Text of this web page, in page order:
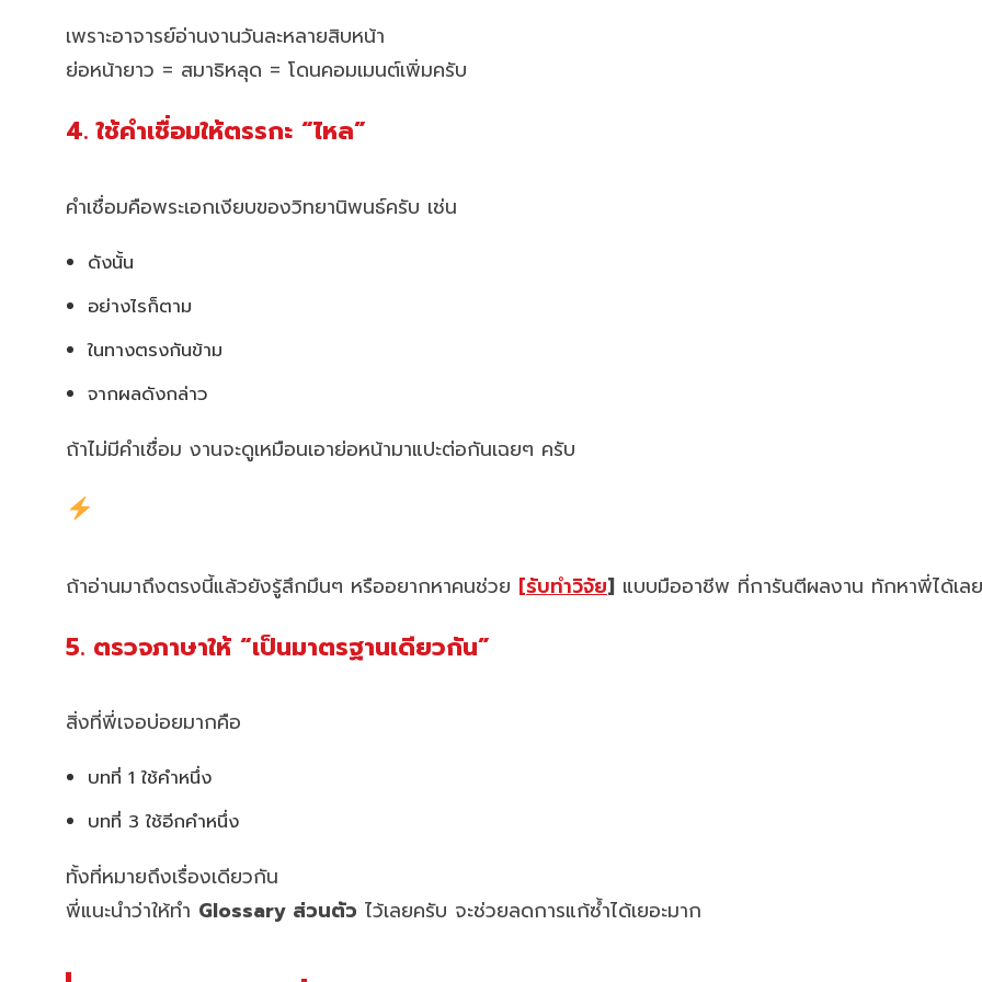
เพราะอาจารย์อ่านงานวันละหลายสิบหน้า
ย่อหน้ายาว = สมาธิหลุด = โดนคอมเมนต์เพิ่มครับ
4. ใช้คำเชื่อมให้ตรรกะ “ไหล”
คำเชื่อมคือพระเอกเงียบของวิทยานิพนธ์ครับ เช่น
ดังนั้น
อย่างไรก็ตาม
ในทางตรงกันข้าม
จากผลดังกล่าว
ถ้าไม่มีคำเชื่อม งานจะดูเหมือนเอาย่อหน้ามาแปะต่อกันเฉยๆ ครับ
ถ้าอ่านมาถึงตรงนี้แล้วยังรู้สึกมึนๆ หรืออยากหาคนช่วย [รับทำวิจัย] แบบมืออาชีพ ที่การันตีผลงาน ทักหาพี่ได้เล
5. ตรวจภาษาให้ “เป็นมาตรฐานเดียวกัน”
สิ่งที่พี่เจอบ่อยมากคือ
บทที่ 1 ใช้คำหนึ่ง
บทที่ 3 ใช้อีกคำหนึ่ง
ทั้งที่หมายถึงเรื่องเดียวกัน
พี่แนะนำว่าให้ทำ Glossary ส่วนตัว ไว้เลยครับ จะช่วยลดการแก้ซ้ำได้เยอะมาก